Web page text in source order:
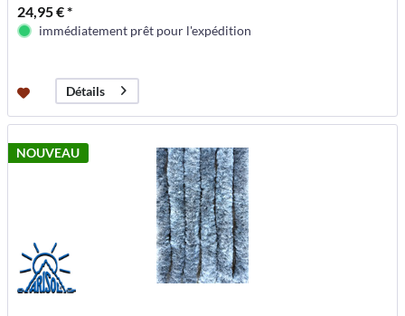
24,95 € *
immédiatement prêt pour l'expédition
Détails
NOUVEAU